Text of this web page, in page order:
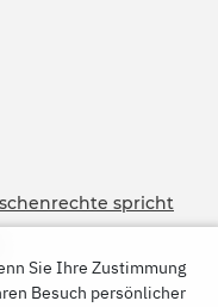
spricht
Sie Ihre Zustimmung
Besuch persönlicher